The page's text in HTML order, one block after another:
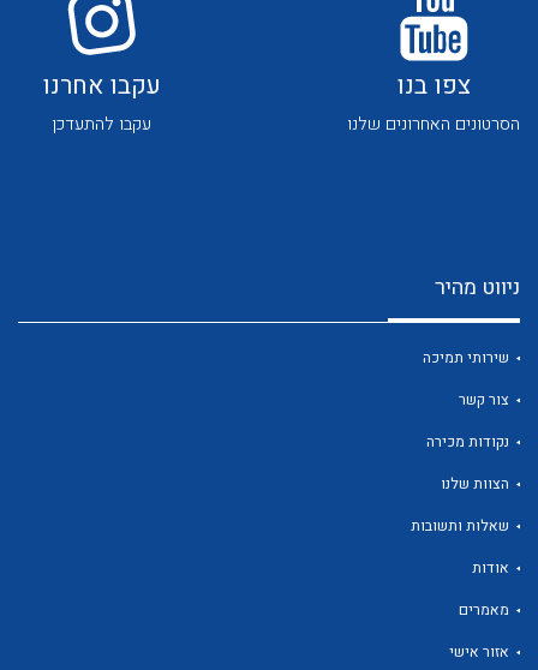
לכל מוצרי היצרן לכל מוצרי היצרן
לכל מוצרי היצרן
צפו בנו
הסרטונים האחרונים שלנו
עקבו אחרנו
עקבו להתעדכן
ניווט מהיר
שירותי תמיכה
צור קשר
נקודות מכירה
הצוות שלנו
שאלות ותשובות
אודות
מאמרים
אזור אישי